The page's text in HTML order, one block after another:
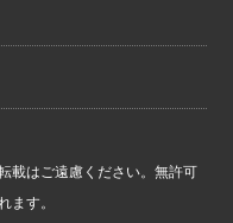
載はご遠慮ください。無許可
ます。